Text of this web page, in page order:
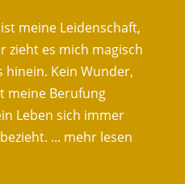
meine Leidenschaft,
zieht es mich magisch
hinein. Kein Wunder,
meine Berufung
Leben sich immer
... mehr lesen